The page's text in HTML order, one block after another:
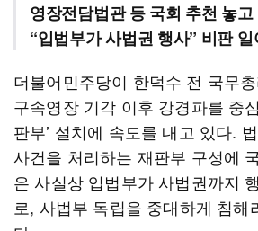
영장전담법관 등 국회 추천 놓고
“입법부가 사법권 행사” 비판 일
더불어민주당이 한덕수 전 국무
구속영장 기각 이후 강경파를 중
판부’ 설치에 속도를 내고 있다.
사건을 처리하는 재판부 구성에
은 사실상 입법부가 사법권까지
로, 사법부 독립을 중대하게 침해